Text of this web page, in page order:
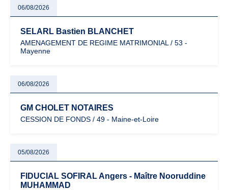
06/08/2026
SELARL Bastien BLANCHET
AMENAGEMENT DE REGIME MATRIMONIAL / 53 -
Mayenne
06/08/2026
GM CHOLET NOTAIRES
CESSION DE FONDS / 49 - Maine-et-Loire
05/08/2026
FIDUCIAL SOFIRAL Angers - Maître Nooruddine
MUHAMMAD